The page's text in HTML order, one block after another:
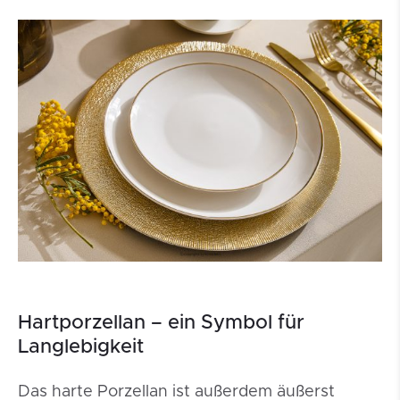
Hartporzellan – ein Symbol für
Langlebigkeit
Das harte Porzellan ist außerdem äußerst